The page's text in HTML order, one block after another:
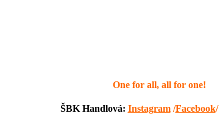
One for all, all for one!
ŠBK Handlová: Instagram/Facebook/